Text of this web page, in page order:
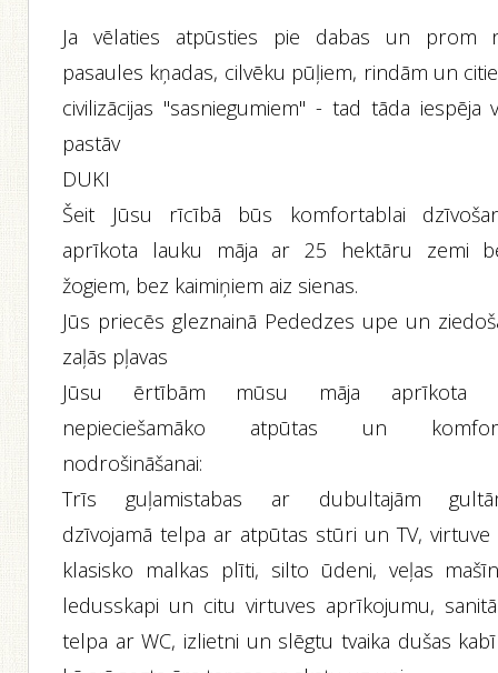
Ja vēlaties atpūsties pie dabas un prom
pasaules kņadas, cilvēku pūļiem, rindām un
civilizācijas "sasniegumiem" - tad tāda iespēja
pastāv
DUKI
Šeit Jūsu rīcībā būs komfortablai
aprīkota lauku māja ar 25 hektāru zemi
žogiem, bez kaimiņiem aiz sienas.
Jūs priecēs gleznainā Pededzes upe un
zaļās pļavas
Jūsu ērtībām mūsu māja aprīkota
nepieciešamāko atpūtas un
nodrošināšanai:
Trīs guļamistabas ar dubultajām
dzīvojamā telpa ar atpūtas stūri un TV, virtuve
klasisko malkas plīti, silto ūdeni, veļas
ledusskapi un citu virtuves aprīkojumu,
telpa ar WC, izlietni un slēgtu tvaika dušas